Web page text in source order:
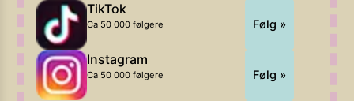
TikTok
Ca 50 000 følgere Følg »
Instagram
Ca 50 000 følgere Følg »